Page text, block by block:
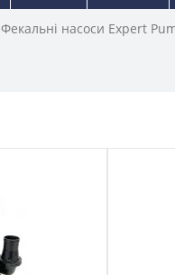
Фекальні насоси Expert